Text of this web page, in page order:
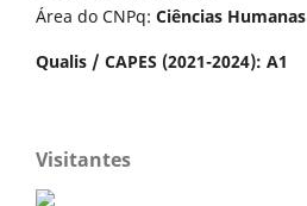
Área do CNPq: Ciências Humanas
Qualis / CAPES (2021-2024): A1
Visitantes